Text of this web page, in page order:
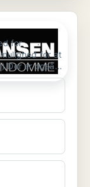
for
for at
Der er også